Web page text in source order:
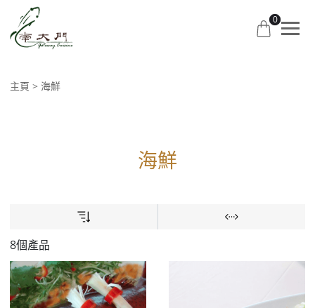
0
主頁 海鮮
海鮮
8個產品